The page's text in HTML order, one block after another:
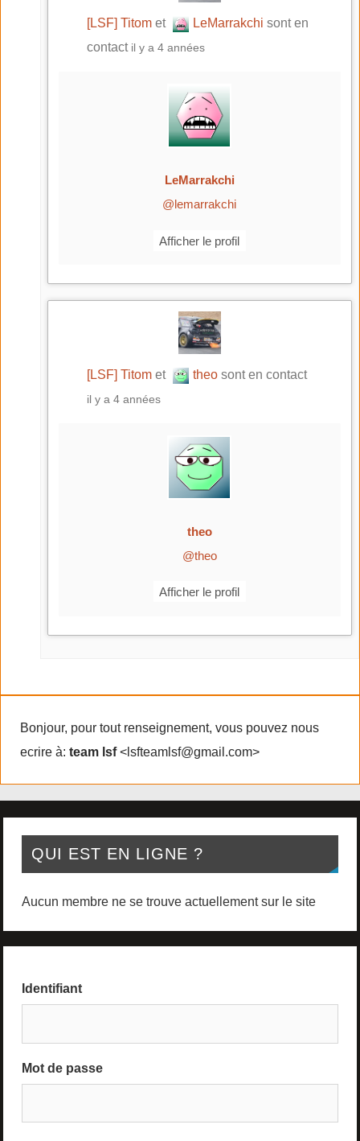
[LSF] Titomet LeMarrakchi sont en
contact il y a 4 années
LeMarrakchi
@lemarrakchi
Afficher le profil
[LSF] Titomet theosont en contact
il y a 4 années
theo
@theo
Afficher le profil
Bonjour, pour tout renseignement, vous pouvez nous
ecrire à:team lsf<lsfteamlsf@gmail.com>
QUI EST EN LIGNE ?
Aucun membre ne se trouve actuellement sur le site
Identifiant
Mot de passe